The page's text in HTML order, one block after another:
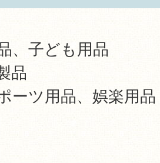
、子ども用品
品
ーツ用品、娯楽用品